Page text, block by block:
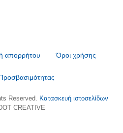
απορρήτου Όροι χρήσης
Reserved. Κατασκευή ιστοσελίδων
CREATIVE